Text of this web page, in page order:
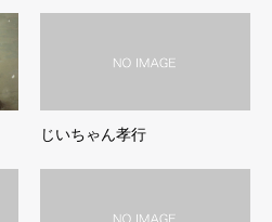
じいちゃん孝行